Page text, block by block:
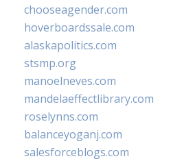
chooseagender.com
hoverboardssale.com
alaskapolitics.com
stsmp.org
manoelneves.com
mandelaeffectlibrary.com
roselynns.com
balanceyoganj.com
salesforceblogs.com